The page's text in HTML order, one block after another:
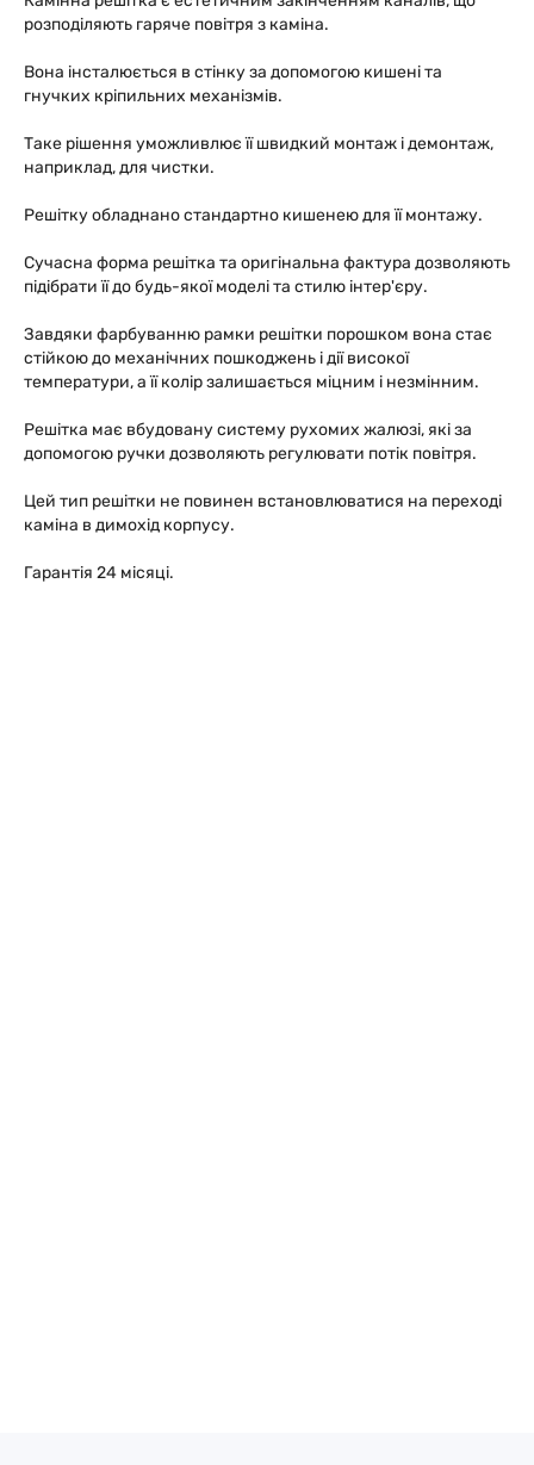
розподіляють гаряче повітря з каміна.
Вона інсталюється в стінку за допомогою кишені та
гнучких кріпильних механізмів.
Таке рішення уможливлює її швидкий монтаж і демонтаж,
наприклад, для чистки.
Решітку обладнано стандартно кишенею для її монтажу.
Сучасна форма решітка та оригінальна фактура дозволяють
підібрати її до будь-якої моделі та стилю інтер'єру.
Завдяки фарбуванню рамки решітки порошком вона стає
стійкою до механічних пошкоджень і дії високої
температури, а її колір залишається міцним і незмінним.
Решітка має вбудовану систему рухомих жалюзі, які за
допомогою ручки дозволяють регулювати потік повітря.
Цей тип решітки не повинен встановлюватися на переході
каміна в димохід корпусу.
Гарантія 24 місяці.